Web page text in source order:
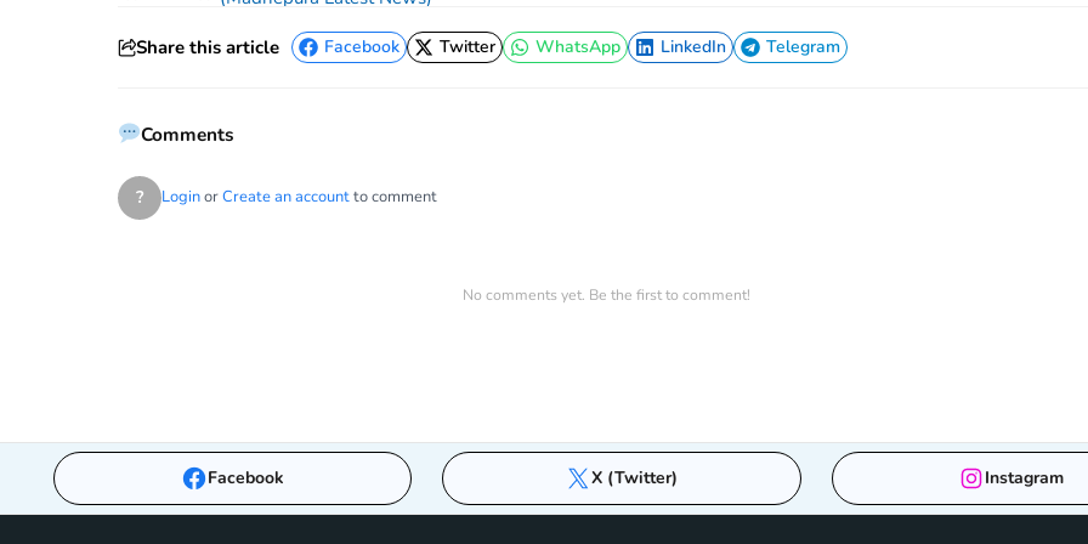
Share this article
Facebook
Facebook
Twitter
Twitter
WhatsApp
WhatsApp
LinkedIn
LinkedIn
Telegram
Telegram
Comments
? LoginorCreate an accountto comment
No comments yet. Be the first to comment!
Facebook X (Twitter) Instagram